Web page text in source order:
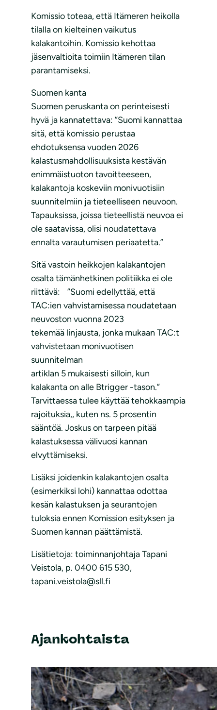
Komissio toteaa, että Itämeren heikolla
tilalla on kielteinen vaikutus
kalakantoihin. Komissio kehottaa
jäsenvaltioita toimiin Itämeren tilan
parantamiseksi.
Suomen kanta
Suomen peruskanta on perinteisesti
hyvä ja kannatettava: ”Suomi kannattaa
sitä, että komissio perustaa
ehdotuksensa vuoden 2026
kalastusmahdollisuuksista kestävän
enimmäistuoton tavoitteeseen,
kalakantoja koskeviin monivuotisiin
suunnitelmiin ja tieteelliseen neuvoon.
Tapauksissa, joissa tieteellistä neuvoa ei
ole saatavissa, olisi noudatettava
ennalta varautumisen periaatetta.”
Sitä vastoin heikkojen kalakantojen
osalta tämänhetkinen politiikka ei ole
riittävä: ”Suomi edellyttää, että
TAC:ien vahvistamisessa noudatetaan
neuvoston vuonna 2023
tekemää linjausta, jonka mukaan TAC:t
vahvistetaan monivuotisen
suunnitelman
artiklan 5 mukaisesti silloin, kun
kalakanta on alle Btrigger -tason.”
Tarvittaessa tulee käyttää tehokkaampia
rajoituksia,, kuten ns. 5 prosentin
sääntöä. Joskus on tarpeen pitää
kalastuksessa välivuosi kannan
elvyttämiseksi.
Lisäksi joidenkin kalakantojen osalta
(esimerkiksi lohi) kannattaa odottaa
kesän kalastuksen ja seurantojen
tuloksia ennen Komission esityksen ja
Suomen kannan päättämistä.
Lisätietoja: toiminnanjohtaja Tapani
Veistola, p. 0400 615 530,
tapani.veistola@sll.fi
Ajankohtaista